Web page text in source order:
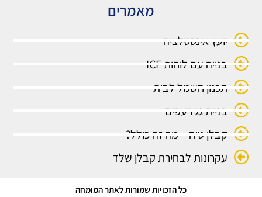
מאמרים
יועץ אינסטלציה
בנייה עם לוחות ICF
תכנון חשמל לבית
בניית גג רעפים
קבלן טיח – מה זה כולל?
עקרונות לבחירת קבלן שלד
כל הזכויות שמורות לאתר המומחה